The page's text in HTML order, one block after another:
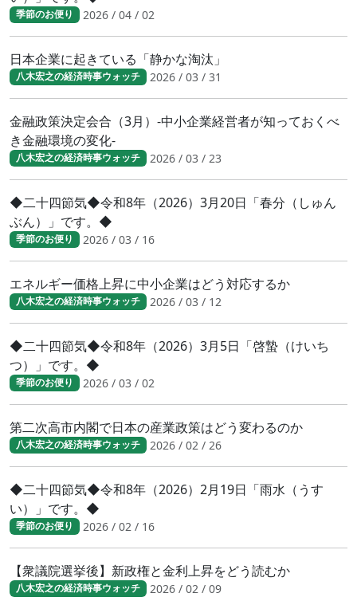
季節のお便り 2026 / 04 / 02
日本企業に起きている「静かな淘汰」
八木宏之の経済時事ウォッチ 2026 / 03 / 31
金融政策決定会合（3月）-中小企業経営者が知っておくべ
き金融環境の変化-
八木宏之の経済時事ウォッチ 2026 / 03 / 23
◆二十四節気◆令和8年（2026）3月20日「春分（しゅん
ぶん）」です。◆
季節のお便り 2026 / 03 / 16
エネルギー価格上昇に中小企業はどう対応するか
八木宏之の経済時事ウォッチ 2026 / 03 / 12
◆二十四節気◆令和8年（2026）3月5日「啓蟄（けいち
つ）」です。◆
季節のお便り 2026 / 03 / 02
第二次高市内閣で日本の産業政策はどう変わるのか
八木宏之の経済時事ウォッチ 2026 / 02 / 26
◆二十四節気◆令和8年（2026）2月19日「雨水（うす
い）」です。◆
季節のお便り 2026 / 02 / 16
【衆議院選挙後】新政権と金利上昇をどう読むか
八木宏之の経済時事ウォッチ 2026 / 02 / 09